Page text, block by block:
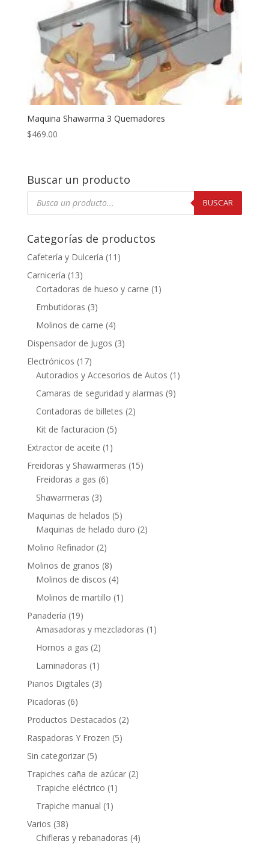
Maquina Shawarma 3 Quemadores
$469.00
Buscar un producto
Búsqueda
BUSCAR
Categorías de productos
Cafetería y Dulcería (11)
Carnicería (13)
Cortadoras de hueso y carne (1)
Embutidoras (3)
Molinos de carne (4)
Dispensador de Jugos (3)
Electrónicos (17)
Autoradios y Accesorios de Autos (1)
Camaras de seguridad y alarmas (9)
Contadoras de billetes (2)
Kit de facturacion (5)
Extractor de aceite (1)
Freidoras y Shawarmeras (15)
Freidoras a gas (6)
Shawarmeras (3)
Maquinas de helados (5)
Maquinas de helado duro (2)
Molino Refinador (2)
Molinos de granos (8)
Molinos de discos (4)
Molinos de martillo (1)
Panadería (19)
Amasadoras y mezcladoras (1)
Hornos a gas (2)
Laminadoras (1)
Pianos Digitales (3)
Picadoras (6)
Productos Destacados (2)
Raspadoras Y Frozen (5)
Sin categorizar (5)
Trapiches caña de azúcar (2)
Trapiche eléctrico (1)
Trapiche manual (1)
Varios (38)
Chifleras y rebanadoras (4)